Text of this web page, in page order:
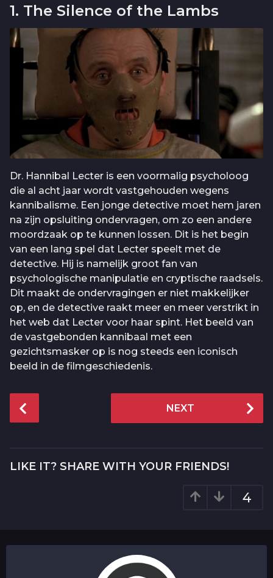
1. The Silence of the Lambs
Dr. Hannibal Lecter is een voormalig psycholoog
die al acht jaar wordt vastgehouden wegens
kannibalisme. Een jonge detective moet hem jaren
na zijn opsluiting ondervragen, om zo een andere
moordzaak op te kunnen lossen. Dit is het begin
van een lang spel dat Lecter speelt met de
detective. Hij is namelijk groot fan van
psychologische manipulatie en cryptische raadsels.
Dit maakt de ondervragingen er niet makkelijker
op, en de detective raakt meer en meer verstrikt in
het web dat Lecter voor haar spint. Het beeld van
de vastgebonden kannibaal met een
gezichtsmasker op is nog steeds een iconisch
beeld in de filmgeschiedenis.
o
P
a
NEXT
LIKE IT? SHARE WITH YOUR FRIENDS!
4